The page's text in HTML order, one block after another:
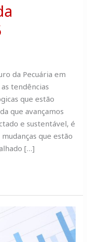
da Pecuária em
tendências
que estão
que avançamos
e sustentável, é
que estão
[…]